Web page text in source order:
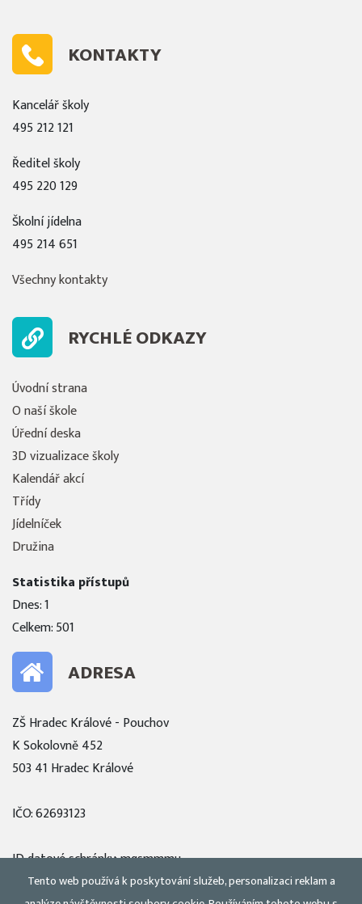
KONTAKTY
Kancelář školy
495 212 121
Ředitel školy
495 220 129
Školní jídelna
495 214 651
Všechny kontakty
RYCHLÉ ODKAZY
Úvodní strana
O naší škole
Úřední deska
3D vizualizace školy
Kalendář akcí
Třídy
Jídelníček
Družina
Statistika přístupů
Dnes: 1
Celkem: 501
ADRESA
ZŠ Hradec Králové - Pouchov
K Sokolovně 452
503 41 Hradec Králové
IČO: 62693123
ID datové schránky: mqsmmmu
Zobrazit mapu
Tento web používá k poskytování služeb, personalizaci reklam a